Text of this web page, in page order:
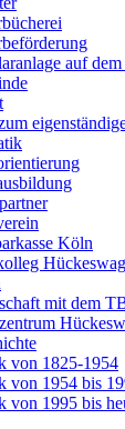
auf
Köln
mit dem
von 1825-1954
von 1954 bis
von 1995 bis